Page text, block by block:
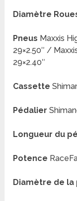
Diamètre
Pneus Maxxis
29×2.50″ /
29×2.40″
Cassette
Pédalier
Longueur du
Potence
Diamètre de